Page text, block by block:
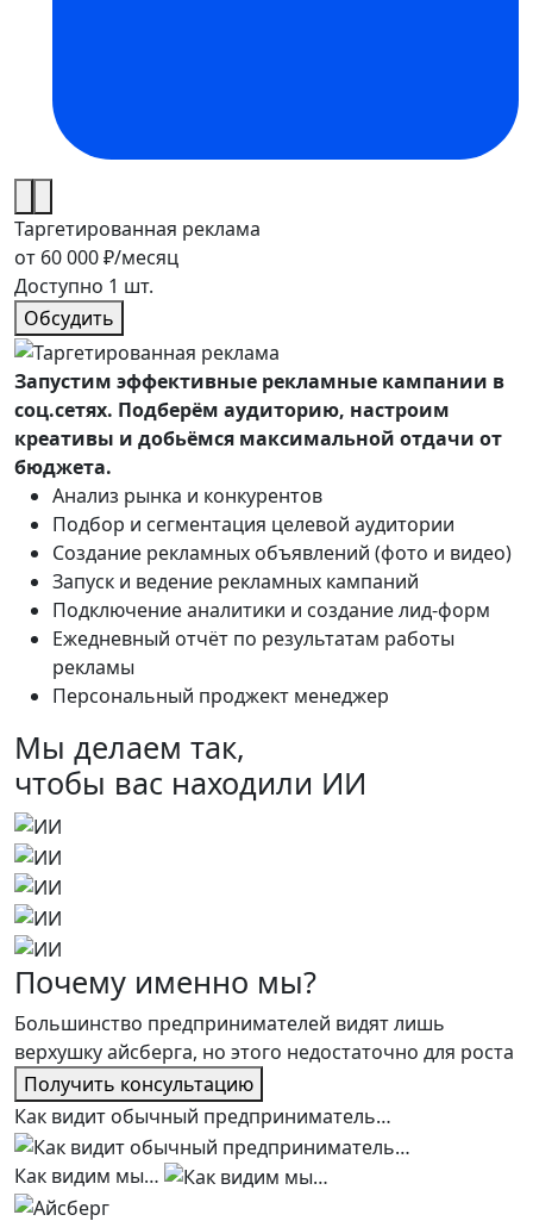
Таргетированная реклама
от 60 000 ₽/месяц
Доступно 1 шт.
Обсудить
Запустим эффективные рекламные кампании в
соц.сетях. Подберём аудиторию, настроим
креативы и добьёмся максимальной отдачи от
бюджета.
Анализ рынка и конкурентов
Подбор и сегментация целевой аудитории
Создание рекламных объявлений (фото и видео)
Запуск и ведение рекламных кампаний
Подключение аналитики и создание лид-форм
Ежедневный отчёт по результатам работы
рекламы
Персональный проджект менеджер
Мы делаем так,
чтобы вас находили ИИ
Почему именно мы?
Большинство предпринимателей видят лишь
верхушку айсберга, но этого недостаточно для роста
Получить консультацию
Как видит обычный предприниматель…
Как видим мы…